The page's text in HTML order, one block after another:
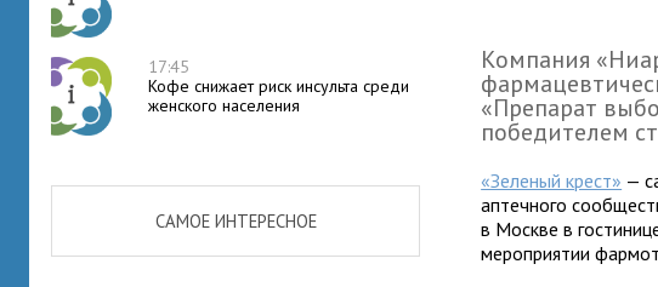
17:45
Кофе снижает риск инсульта среди
женского населения
САМОЕ ИНТЕРЕСНОЕ
Компания
«Препарат
победителем
«Зеленый крест» —
аптечного
в Москве в
мероприятии